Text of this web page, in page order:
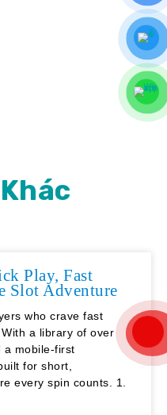
Play, Fast
Slot Adventure
who crave fast
a library of over
mobile‑first
for short,
every spin counts. 1.